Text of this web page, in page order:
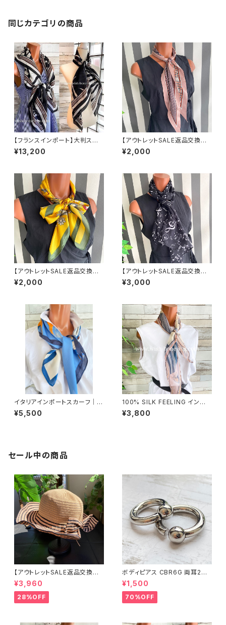
同じカテゴリの商品
【フランスインポート】大判スク
エア｜100％シルク SILKスカ
ーフ/シックカラー
¥13,200
【アウトレットSALE返品交換不
可8/20まで】【フランスインポー
ト】 斜めカットひし形ロングスカ
¥2,000
【アウトレットSALE返品交換不
可8/20まで】【フランスインポー
ト】 90cm大判スクエア 室内ス
¥2,000
【アウトレットSALE返品交換不
可8/20まで】インポートスカー
フ 透けシフォンロングスカーフ
¥3,000
イタリアインポートスカーフ｜小
さめスカーフ ツヤスカーフ・SIL
K風 バッグスカーフ/ブルー系フ
¥5,500
100% SILK FEELING インポ
ートスカーフ｜ 透けシフォンス
カーフ・アレンジ小さめスカー
¥3,800
セール中の商品
【アウトレットSALE返品交換不
可8/20まで】つば広サマーハッ
ト・通気性・軽量 ワイヤー入りハ
ット ボーダー＆BIGリボン・女優
帽 UV/紫外線対策 レディースハ
¥3,960
28%OFF
ボディピアス CBR6G 両耳2個
セット 1ボール ネジ式 簡単脱着
サージカルステンレス NY直輸
入
¥1,500
70%OFF